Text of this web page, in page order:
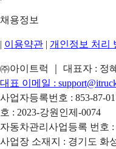
채용정보
| 이용약관 | 개인정보 처리
㈜아이트럭 ｜ 대표자 : 정
대표 이메일 :
사업자등록번호 : 853-87-
호 : 2023-강원인제-0074
자동차관리사업등록 번호 :
사업장 소재지 : 경기도 화